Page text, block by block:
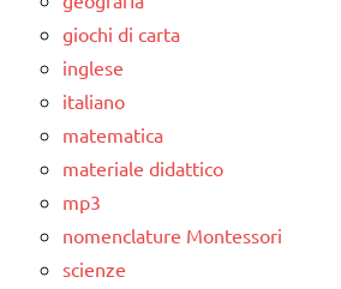
GUIDA
DIDATTICA
MONTESSORI
lavarsi
i
denti
MATEMATICA
MONTESSORI
giochi di carta
inglese
italiano
matematica
materiale didattico
mp3
nomenclature Montessori
scienze